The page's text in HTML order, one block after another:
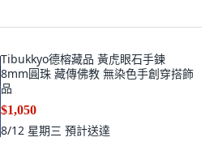
Tibukkyo德榕藏品 黃虎眼石手鍊
8mm圓珠 藏傳佛教 無染色手創穿搭飾
品
$1,050
8/12 星期三 預計送達